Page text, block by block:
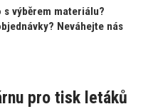
výběrem materiálu?
Neváhejte nás
pro tisk letáků